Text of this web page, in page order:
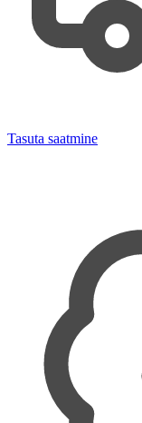
Tasuta saatmine